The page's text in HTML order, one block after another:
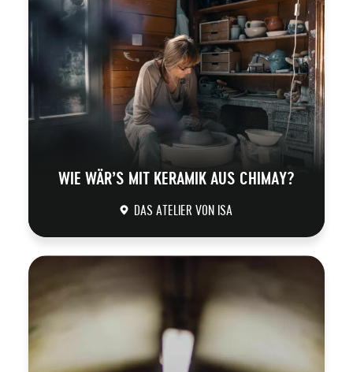
WIE WÄR’S MIT KERAMIK AUS CHIMAY?
DAS ATELIER VON ISA